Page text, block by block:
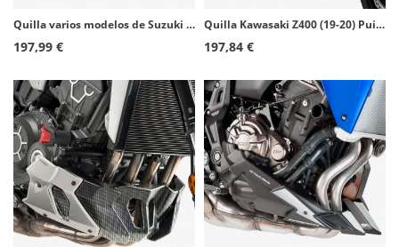
Quilla varios modelos de Suzuki Puig Negro 8559J
197,99 €
Quilla Kawasaki Z400 (19-20) Puig Símil carbono 3554C
197,84 €